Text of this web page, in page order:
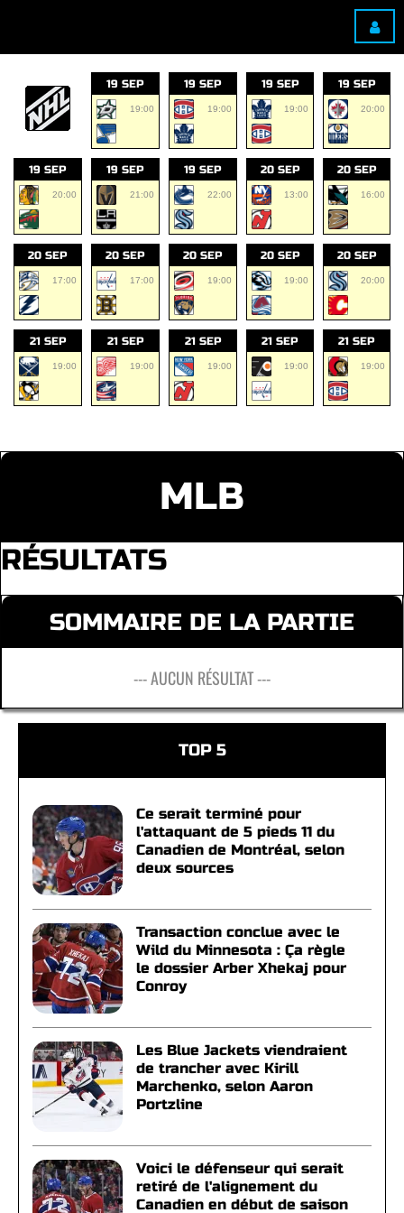
19 SEP
19:00
19 SEP
19:00
19 SEP
19:00
19 SEP
20:00
19 SEP
20:00
19 SEP
21:00
19 SEP
22:00
20 SEP
13:00
20 SEP
16:00
20 SEP
17:00
20 SEP
17:00
20 SEP
19:00
20 SEP
19:00
20 SEP
20:00
21 SEP
19:00
21 SEP
19:00
21 SEP
19:00
21 SEP
19:00
21 SEP
19:00
MLB
RÉSULTATS
SOMMAIRE DE LA PARTIE
--- AUCUN RÉSULTAT ---
TOP 5
Ce serait terminé pour
l'attaquant de 5 pieds 11 du
Canadien de Montréal, selon
deux sources
Transaction conclue avec le
Wild du Minnesota : Ça règle
le dossier Arber Xhekaj pour
Conroy
Les Blue Jackets viendraient
de trancher avec Kirill
Marchenko, selon Aaron
Portzline
Voici le défenseur qui serait
retiré de l'alignement du
Canadien en début de saison